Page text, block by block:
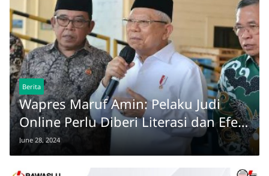
Berita
Wapres Maruf Amin: Pelaku Judi
Online Perlu Diberi Literasi dan Efek
Jera
June 28, 2024